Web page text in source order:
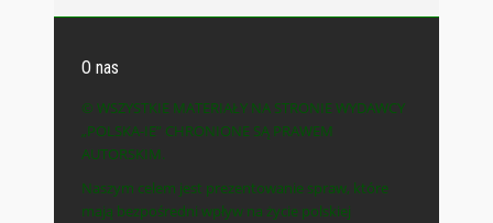
O nas
© WSZYSTKIE MATERIAŁY NA STRONIE WYDAWCY
„POLSKA-IE” CHRONIONE SĄ PRAWEM
AUTORSKIM.
Naszym celem jest prezentowanie spraw, które
mają bezpośredni wpływ na życie polskiej